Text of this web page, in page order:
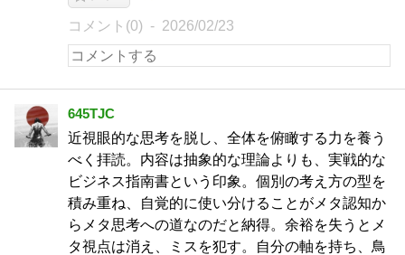
コメント(0) 2026/02/23
645TJC
近視眼的な思考を脱し、全体を俯瞰する力を養う
べく拝読。内容は抽象的な理論よりも、実戦的な
ビジネス指南書という印象。個別の考え方の型を
積み重ね、自覚的に使い分けることがメタ認知か
らメタ思考への道なのだと納得。余裕を失うとメ
タ視点は消え、ミスを犯す。自分の軸を持ち、鳥